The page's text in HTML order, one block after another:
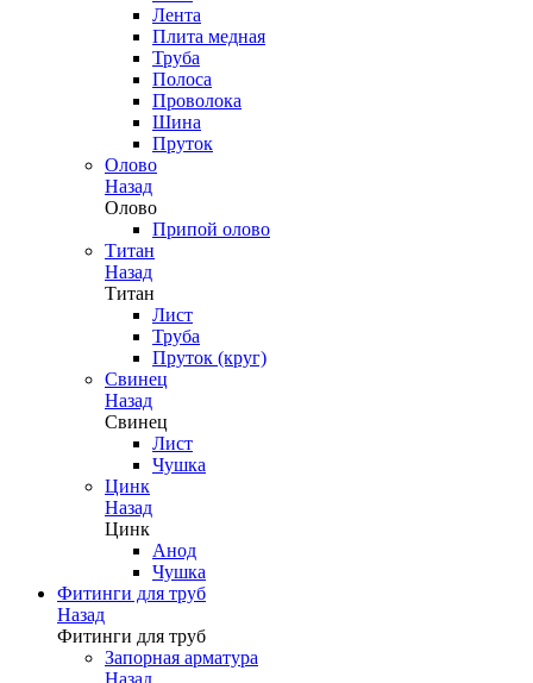
Лента
Плита медная
Труба
Полоса
Проволока
Шина
Пруток
Олово
Назад
Олово
Припой олово
Титан
Назад
Титан
Лист
Труба
Пруток (круг)
Свинец
Назад
Свинец
Лист
Чушка
Цинк
Назад
Цинк
Анод
Чушка
Фитинги для труб
Назад
Фитинги для труб
Запорная арматура
Назад